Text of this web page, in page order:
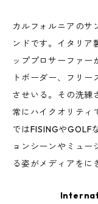
カルフォルニアのサ
ンドです。イタリア
ッププロサーファー
トボーダー、フリ
させいる。その洗練
常にハイクオリティ
ではFISINGやGOLF
ョンシーンやミュー
る姿がメディアをに